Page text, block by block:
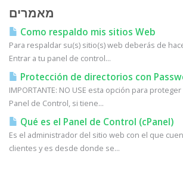
מאמרים
Como respaldo mis sitios Web
Para respaldar su(s) sitio(s) web deberás de
Entrar a tu panel de control...
Protección de directorios con
IMPORTANTE: NO USE esta opción para
Panel de Control, si tiene...
Qué es el Panel de Control (cPanel)
Es el administrador del sitio web con el que
clientes y es desde donde se...